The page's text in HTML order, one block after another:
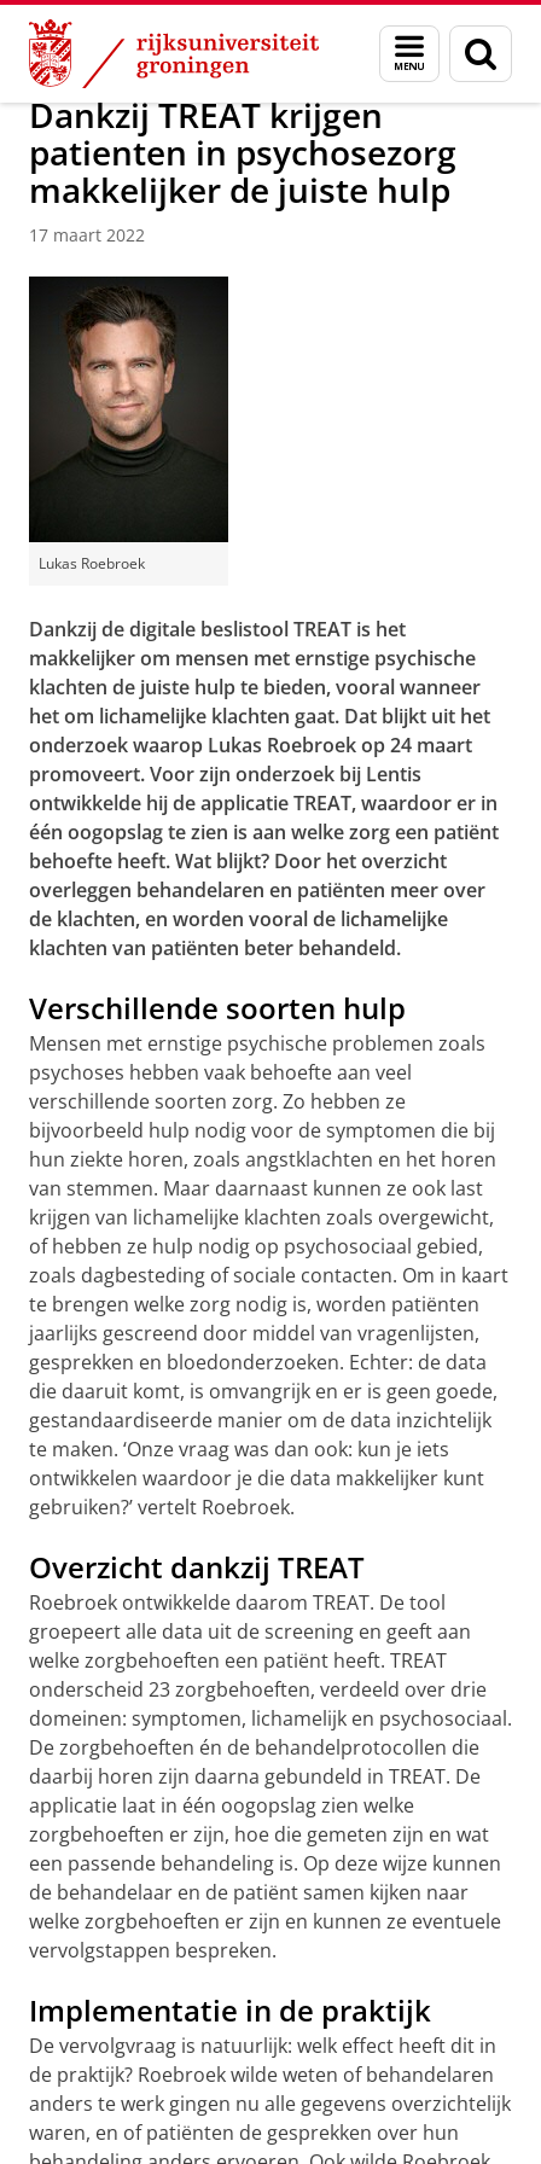
Skip
Content
Skip
Navigation
Menu
en
zoeken
Over ons Actueel Nieuws Nieuwsberichten
Dankzij TREAT krijgen
patienten in psychosezorg
makkelijker de juiste hulp
17 maart 2022
Lukas Roebroek
Dankzij de digitale beslistool TREAT is het
makkelijker om mensen met ernstige psychische
klachten de juiste hulp te bieden, vooral wanneer
het om lichamelijke klachten gaat. Dat blijkt uit het
onderzoek waarop Lukas Roebroek op 24 maart
promoveert. Voor zijn onderzoek bij Lentis
ontwikkelde hij de applicatie TREAT, waardoor er in
één oogopslag te zien is aan welke zorg een patiënt
behoefte heeft. Wat blijkt? Door het overzicht
overleggen behandelaren en patiënten meer over
de klachten, en worden vooral de lichamelijke
klachten van patiënten beter behandeld.
Verschillende soorten hulp
Mensen met ernstige psychische problemen zoals
psychoses hebben vaak behoefte aan veel
verschillende soorten zorg. Zo hebben ze
bijvoorbeeld hulp nodig voor de symptomen die bij
hun ziekte horen, zoals angstklachten en het horen
van stemmen. Maar daarnaast kunnen ze ook last
krijgen van lichamelijke klachten zoals overgewicht,
of hebben ze hulp nodig op psychosociaal gebied,
zoals dagbesteding of sociale contacten. Om in kaart
te brengen welke zorg nodig is, worden patiënten
jaarlijks gescreend door middel van vragenlijsten,
gesprekken en bloedonderzoeken. Echter: de data
die daaruit komt, is omvangrijk en er is geen goede,
gestandaardiseerde manier om de data inzichtelijk
te maken. ‘Onze vraag was dan ook: kun je iets
ontwikkelen waardoor je die data makkelijker kunt
gebruiken?’ vertelt Roebroek.
Overzicht dankzij TREAT
Roebroek ontwikkelde daarom TREAT. De tool
groepeert alle data uit de screening en geeft aan
welke zorgbehoeften een patiënt heeft. TREAT
onderscheid 23 zorgbehoeften, verdeeld over drie
domeinen: symptomen, lichamelijk en psychosociaal.
De zorgbehoeften én de behandelprotocollen die
daarbij horen zijn daarna gebundeld in TREAT. De
applicatie laat in één oogopslag zien welke
zorgbehoeften er zijn, hoe die gemeten zijn en wat
een passende behandeling is. Op deze wijze kunnen
de behandelaar en de patiënt samen kijken naar
welke zorgbehoeften er zijn en kunnen ze eventuele
vervolgstappen bespreken.
Implementatie in de praktijk
De vervolgvraag is natuurlijk: welk effect heeft dit in
de praktijk? Roebroek wilde weten of behandelaren
anders te werk gingen nu alle gegevens overzichtelijk
waren, en of patiënten de gesprekken over hun